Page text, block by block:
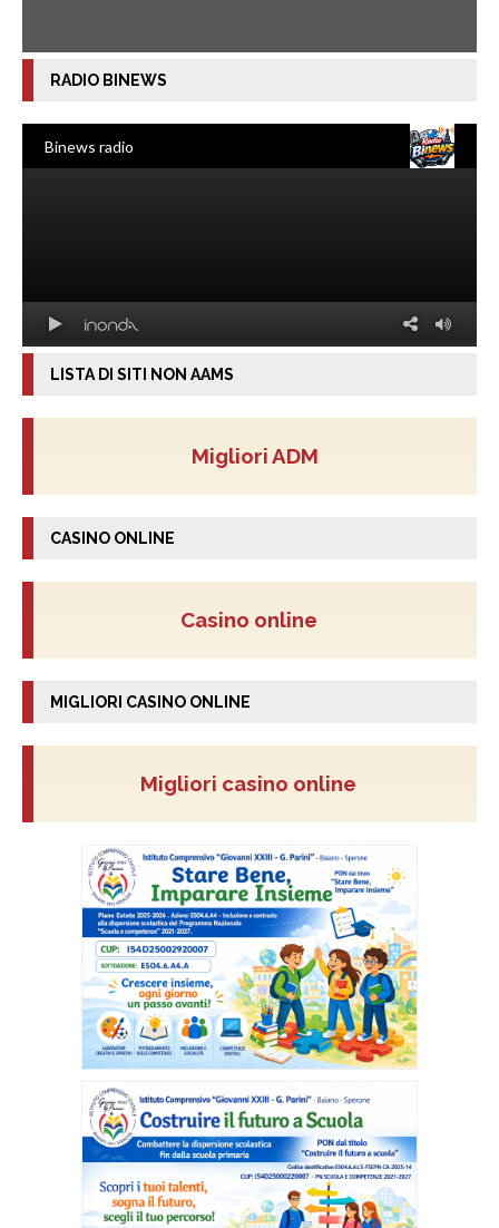
RADIO BINEWS
LISTA DI SITI NON AAMS
Migliori ADM
CASINO ONLINE
Casino online
MIGLIORI CASINO ONLINE
Migliori casino online